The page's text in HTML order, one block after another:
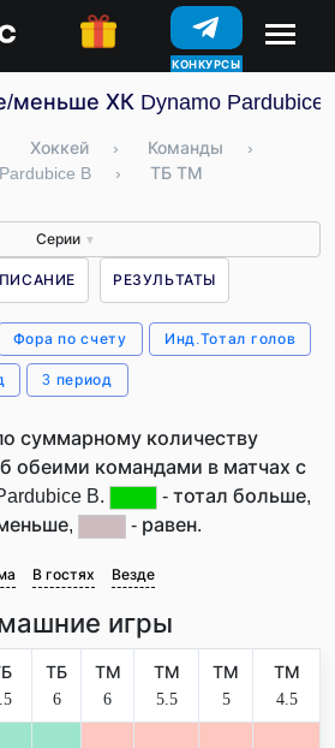
КОНКУРСЫ
меньше ХК Dynamo Pardubice
Хоккей › Команды
›
B
› ТБ ТМ
Серии ▼
РЕЗУЛЬТАТЫ
Фора по счету Инд.Тотал голов
3 период
суммарному количеству
обеими командами в матчах с
B.
- тотал больше,
- равен.
В гостях Везде
игры
ТБ
6
ТМ
6
ТМ
5.5
ТМ
5
ТМ
4.5